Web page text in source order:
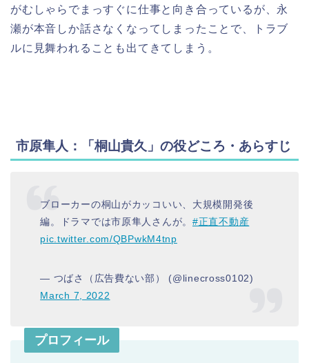
がむしゃらでまっすぐに仕事と向き合っているが、永
瀬が本音しか話さなくなってしまったことで、トラブ
ルに見舞われることも出てきてしまう。
市原隼人：「桐山貴久」の役どころ・あらすじ
ブローカーの桐山がカッコいい、大規模開発後
編。ドラマでは市原隼人さんが。 #正直不動産
pic.twitter.com/QBPwkM4tnp
— つばさ（広告費ない部） (@linecross0102)
March 7, 2022
プロフィール